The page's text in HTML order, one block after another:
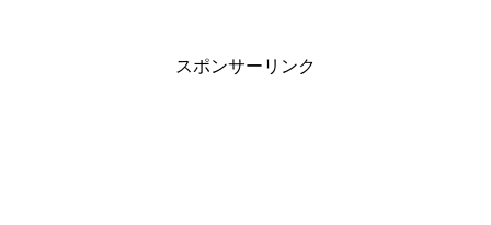
スポンサーリンク